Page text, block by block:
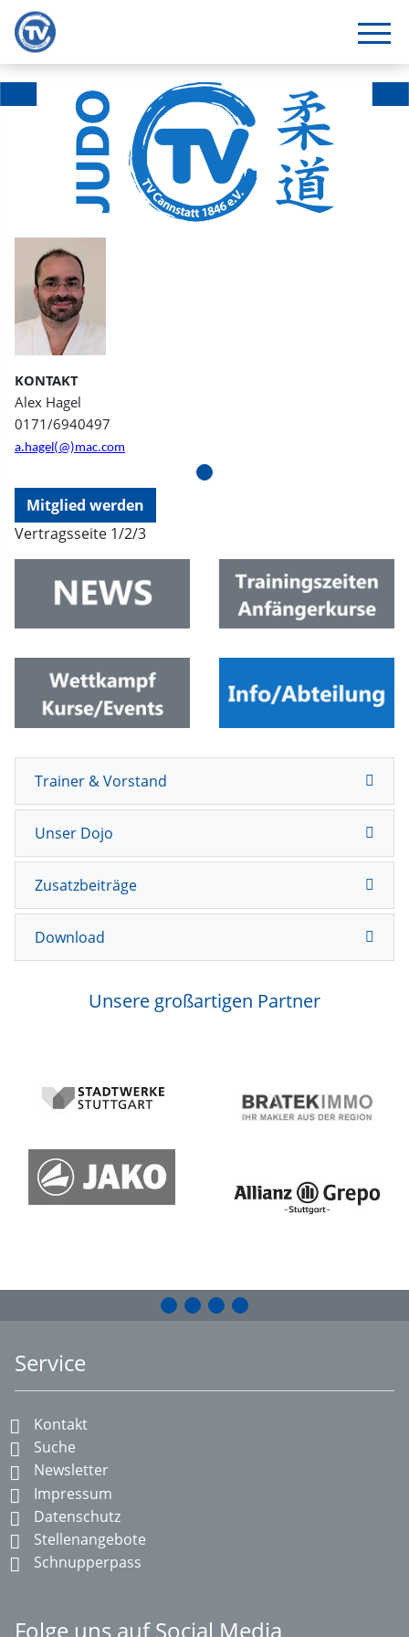
KONTAKT
Alex Hagel
0171/6940497
a.hagel(@)mac.com
Mitglied werden
Vertragsseite 1/2/3
Trainer & Vorstand
Unser Dojo
Zusatzbeiträge
Download
Unsere großartigen Partner
Service
Kontakt
Suche
Newsletter
Impressum
Datenschutz
Stellenangebote
Schnupperpass
Folge uns auf Social Media